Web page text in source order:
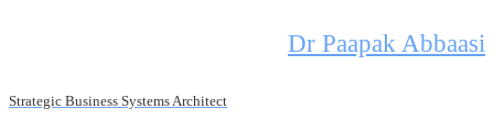
Skip
to
Dr Paapak Abbaasi
Strategic Business Systems Architect